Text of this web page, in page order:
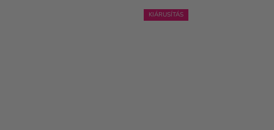
KIÁRUSÍTÁS